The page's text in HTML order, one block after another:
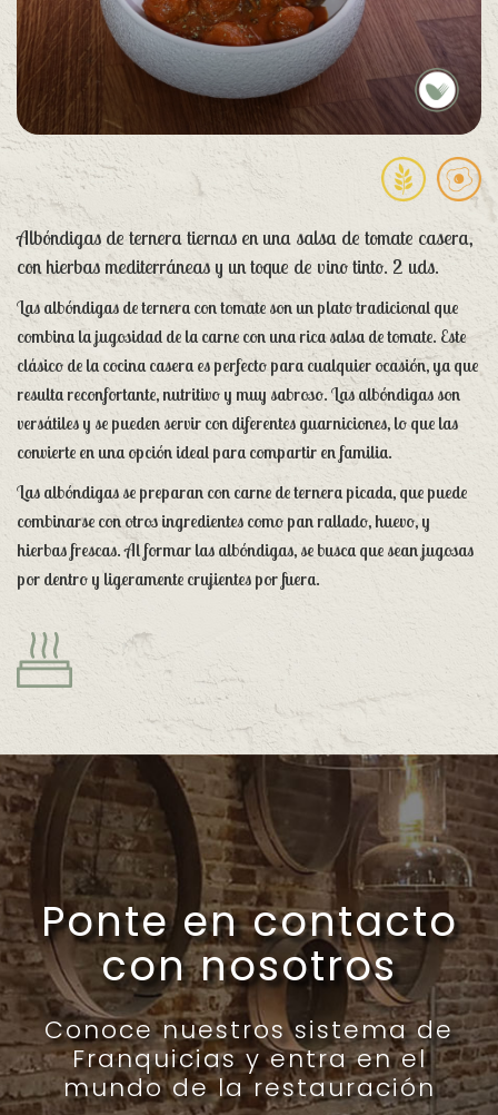
Albóndigas de ternera tiernas en una salsa de tomate casera,
con hierbas mediterráneas y un toque de vino tinto. 2 uds.
Las albóndigas de ternera con tomate son un plato tradicional que
combina la jugosidad de la carne con una rica salsa de tomate. Este
clásico de la cocina casera es perfecto para cualquier ocasión, ya que
resulta reconfortante, nutritivo y muy sabroso. Las albóndigas son
versátiles y se pueden servir con diferentes guarniciones, lo que las
convierte en una opción ideal para compartir en familia.
Las albóndigas se preparan con carne de ternera picada, que puede
combinarse con otros ingredientes como pan rallado, huevo, y
hierbas frescas. Al formar las albóndigas, se busca que sean jugosas
por dentro y ligeramente crujientes por fuera.
Ponte en contacto
con nosotros
Conoce nuestros sistema de
Franquicias y entra en el
mundo de la restauración